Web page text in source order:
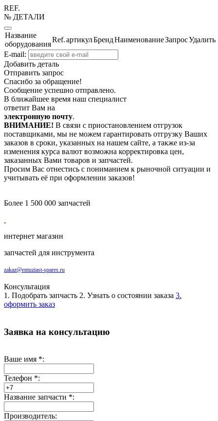
REF.
№ ДЕТАЛИ
Название
оборудования
Ref.артикулБрендНаименованиеЗапросУдалить
E-mail:
Добавить деталь
Отправить запрос
Спасибо за обращение!
Сообщение успешно отправлено.
В ближайшее время наш специалист
ответит Вам на
электронную почту.
ВНИМАНИЕ! В связи с приостановлением отгрузок
поставщиками, мы не можем гарантировать отгрузку Ваших
заказов в сроки, указанных на нашем сайте, а также из-за
изменения курса валют возможна корректировка цен,
заказанных Вами товаров и запчастей.
Просим Вас отнестись с пониманием к рыночной ситуации и
учитывать её при оформлении заказов!
Более 1 500 000 запчастей
интернет магазин
запчастей для инструмента
zakaz@entuziast-spares.ru
Консультация
1. Подобрать запчасть 2. Узнать о состоянии заказа 3.
оформить заказ
Заявка на консультацию
Ваше имя *:
Телефон *:
Название запчасти *:
Производитель: